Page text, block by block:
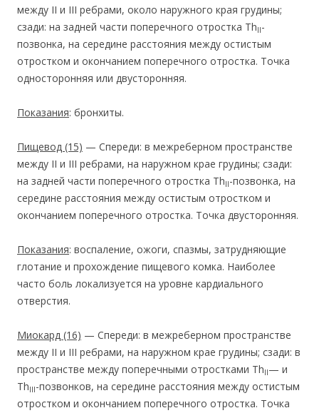
между II и III ребрами, около наружного края грудины;
сзади: на задней части поперечного отростка ThII-
позвонка, на середине расстояния между остистым
отростком и окончанием поперечного отростка. Точка
односторонняя или двусторонняя.
Показания: бронхиты.
Пищевод (15) — Спереди: в межреберном пространстве
между II и III ребрами, на наружном крае грудины; сзади:
на задней части поперечного отростка ТhII-позвонка, на
середине расстояния между остистым отростком и
окончанием поперечного отростка. Точка двусторонняя.
Показания: воспаление, ожоги, спазмы, затрудняющие
глотание и прохождение пищевого комка. Наиболее
часто боль локализуется на уровне кардиального
отверстия.
Миокард (16) — Спереди: в межреберном пространстве
между II и III ребрами, на наружном крае грудины; сзади: в
пространстве между поперечными отростками ТhII— и
ТhIII-позвонков, на середине расстояния между остистым
отростком и окончанием поперечного отростка. Точка